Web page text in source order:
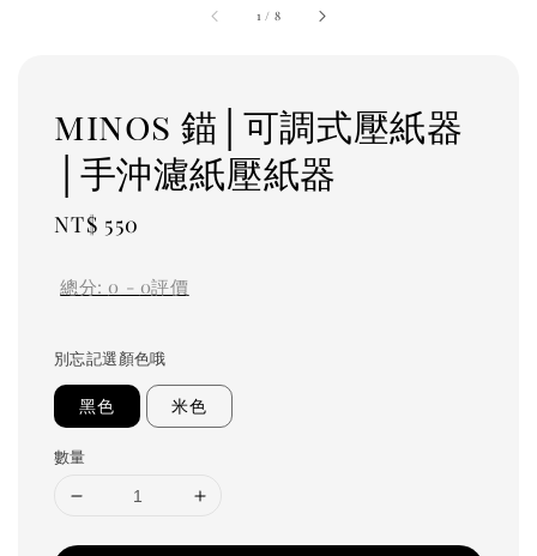
1 / 8
minos 錨│可調式壓紙器
│手沖濾紙壓紙器
Regular
NT$ 550
總分: 0 - 0評價
別忘記選顏色哦
黑色 米色
數量